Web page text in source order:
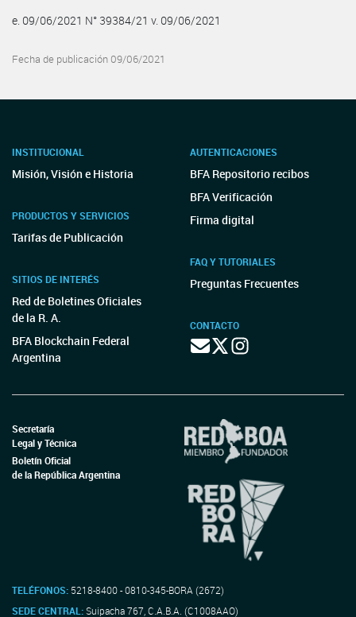
e. 09/06/2021 N° 39384/21 v. 09/06/2021
Fecha de publicación 09/06/2021
INSTITUCIONAL
Misión, Visión e Historia
PRODUCTOS Y SERVICIOS
Tarifas de Publicación
SITIOS DE INTERÉS
Red de Boletines Oficiales
de la R. A.
BFA Blockchain Federal
Argentina
AUTENTICACIONES
BFA Repositorio recibos
BFA Verificación
Firma digital
FAQ Y TUTORIALES
Preguntas Frecuentes
CONTACTO
Secretaría
Legal y Técnica
Boletín Oficial
de la República Argentina
TELÉFONOS: 5218-8400 - 0810-345-BORA (2672)
SEDE CENTRAL:Suipacha 767, C.A.B.A. (C1008AAO)